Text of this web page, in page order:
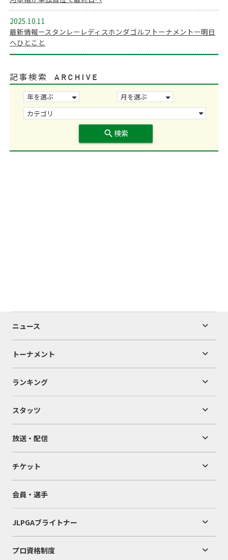
2025.10.11
最新情報ースタンレーレディスホンダゴルフトーナメントー明日
へひとこと
記事検索
search 検索
ニュース
トーナメント
ランキング
スタッツ
放送・配信
チケット
会員・選手
JLPGAブライトナー
プロ資格制度